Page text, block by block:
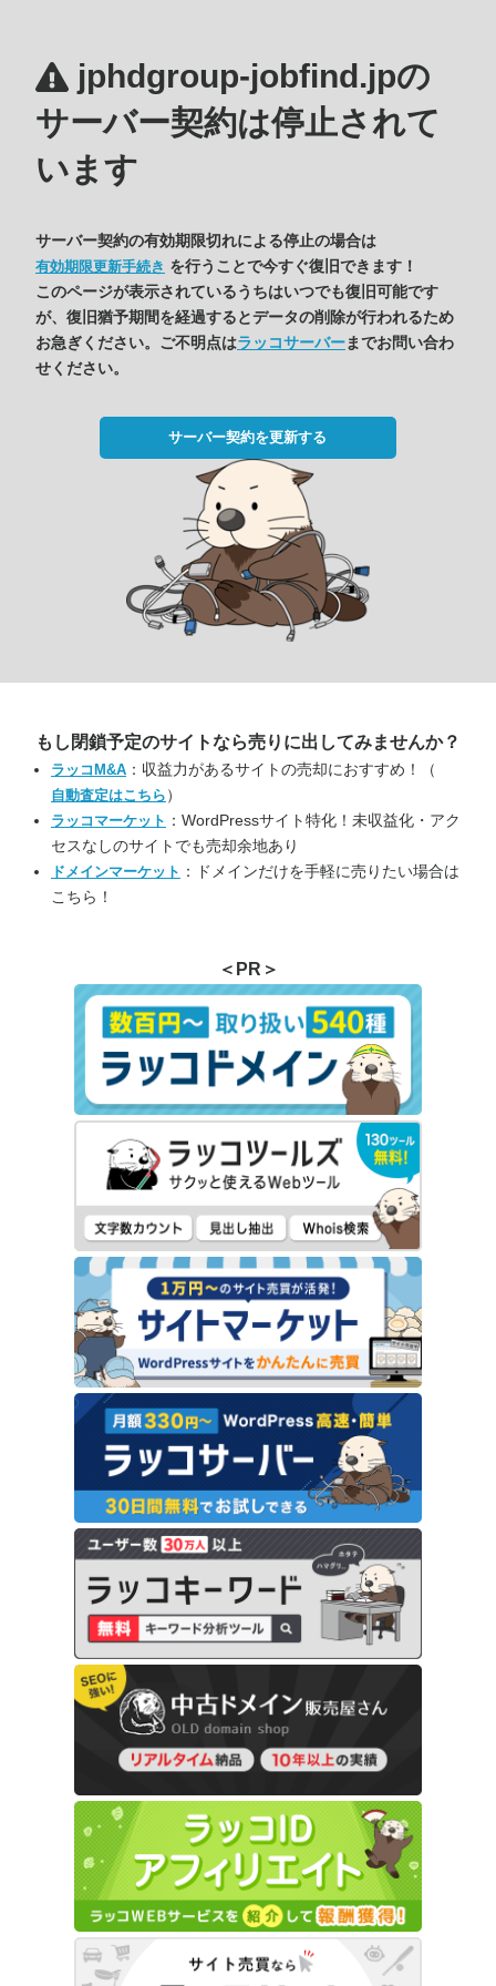
jphdgroup-jobfind.jpの
サーバー契約は停止されて
います
サーバー契約の有効期限切れによる停止の場合は
有効期限更新手続き を行うことで今すぐ復旧できます！
このページが表示されているうちはいつでも復旧可能です
が、復旧猶予期間を経過するとデータの削除が行われるため
お急ぎください。ご不明点はラッコサーバーまでお問い合わ
せください。
サーバー契約を更新する
もし閉鎖予定のサイトなら売りに出してみませんか？
ラッコM&A ：収益力があるサイトの売却におすすめ！（
自動査定はこちら ）
ラッコマーケット ：WordPressサイト特化！未収益化・アク
セスなしのサイトでも売却余地あり
ドメインマーケット ：ドメインだけを手軽に売りたい場合は
こちら！
＜PR＞